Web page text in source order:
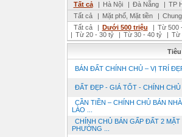
Tất cả
| Hà Nội | Đà Nẵng | TP
Tất cả
| Mặt phố, Mặt tiền |
Tất cả
| Dưới 500 triệu | Từ 500
| Từ 20 - 30 tỷ | Từ 30 - 40 tỷ | Từ
BÁN ĐẤT CHÍNH CHỦ – VỊ TRÍ
ĐẤT ĐẸP - GIÁ TỐT - CHÍNH CHỦ
CẦN TIỀN – CHÍNH CHỦ BÁN
LÀO ...
CHÍNH CHỦ BÁN GẤP ĐẤT 2
PHƯỜNG ...